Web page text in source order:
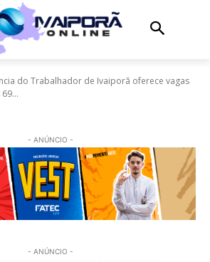
do Trabalhador de Ivaiporã oferece vagas
- ANÚNCIO -
- ANÚNCIO -